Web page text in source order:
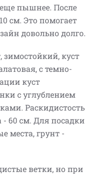
пышнее. После
см. Это помогает
довольно долго.
зимостойкий, куст
с темно-
куст
с углублением
Раскидистость
- 60 см. Для посадки
места, грунт -
ветки, но при